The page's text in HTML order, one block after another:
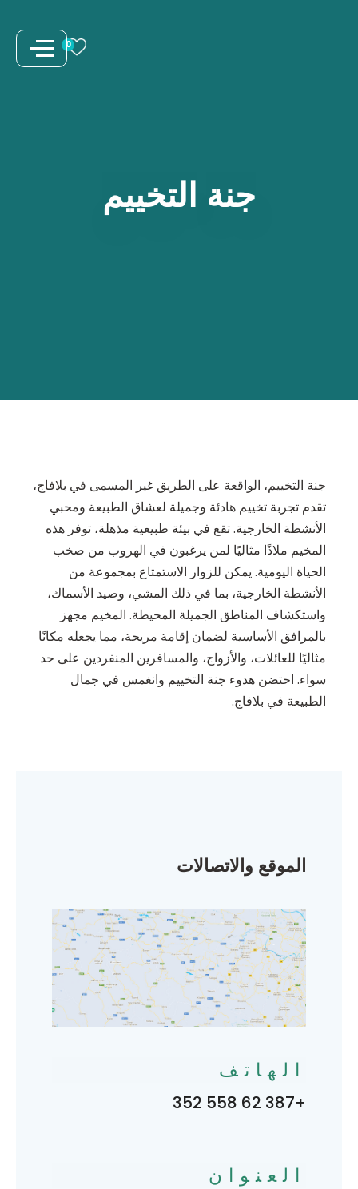
0
جنة التخييم
جنة التخييم، الواقعة على الطريق غير المسمى في بلافاج،
تقدم تجربة تخييم هادئة وجميلة لعشاق الطبيعة ومحبي
الأنشطة الخارجية. تقع في بيئة طبيعية مذهلة، توفر هذه
المخيم ملاذًا مثاليًا لمن يرغبون في الهروب من صخب
الحياة اليومية. يمكن للزوار الاستمتاع بمجموعة من
الأنشطة الخارجية، بما في ذلك المشي، وصيد الأسماك،
واستكشاف المناطق الجميلة المحيطة. المخيم مجهز
بالمرافق الأساسية لضمان إقامة مريحة، مما يجعله مكانًا
مثاليًا للعائلات، والأزواج، والمسافرين المنفردين على حد
سواء. احتضن هدوء جنة التخييم وانغمس في جمال
الطبيعة في بلافاج.
الموقع والاتصالات
الهاتف
+387 62 558 352
العنوان